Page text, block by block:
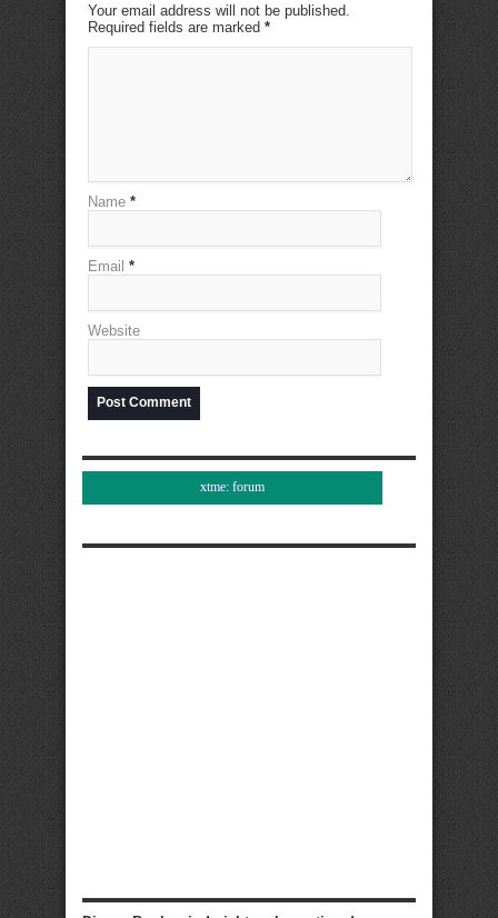
Your email address will not be published.
Required fields are marked *
Name *
Email *
Website
xtme: forum